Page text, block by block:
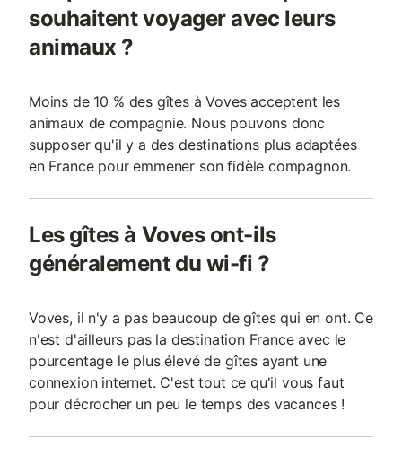
souhaitent voyager avec leurs
animaux ?
Moins de 10 % des gîtes à Voves acceptent les
animaux de compagnie. Nous pouvons donc
supposer qu'il y a des destinations plus adaptées
en France pour emmener son fidèle compagnon.
Les gîtes à Voves ont-ils
généralement du wi-fi ?
Voves, il n'y a pas beaucoup de gîtes qui en ont. Ce
n'est d'ailleurs pas la destination France avec le
pourcentage le plus élevé de gîtes ayant une
connexion internet. C'est tout ce qu'il vous faut
pour décrocher un peu le temps des vacances !